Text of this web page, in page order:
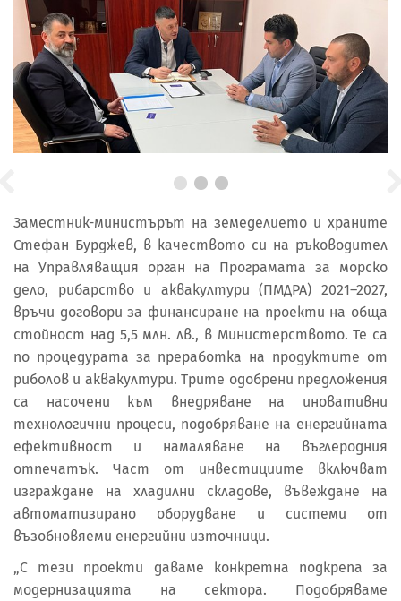
Заместник-министърът на земеделието и храните
Стефан Бурджев, в качеството си на ръководител
на Управляващия орган на Програмата за морско
дело, рибарство и аквакултури (ПМДРА) 2021–2027,
връчи договори за финансиране на проекти на обща
стойност над 5,5 млн. лв., в Министерството. Те са
по процедурата за преработка на продуктите от
риболов и аквакултури. Трите одобрени предложения
са насочени към внедряване на иновативни
технологични процеси, подобряване на енергийната
ефективност и намаляване на въглеродния
отпечатък. Част от инвестициите включват
изграждане на хладилни складове, въвеждане на
автоматизирано оборудване и системи от
възобновяеми енергийни източници.
„С тези проекти даваме конкретна подкрепа за
модернизацията на сектора. Подобряваме